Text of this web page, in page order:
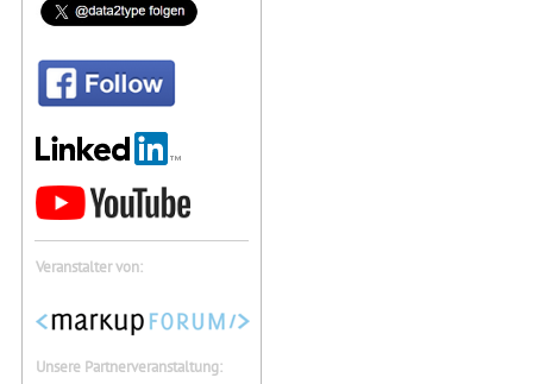
Veranstalter von:
Unsere Partnerveranstaltung: